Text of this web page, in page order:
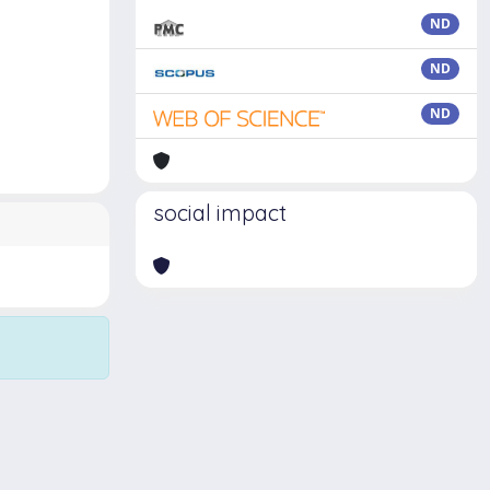
ND
ND
ND
social impact